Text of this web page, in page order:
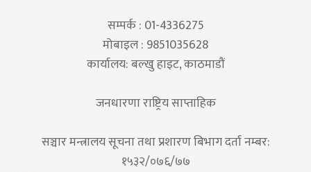
सम्पर्क : 01-4336275
मोबाइल : 9851035628
कार्यालय: बल्खु हाइट, काठमाडौं
जनधारणा राष्ट्रिय साप्ताहिक
सञ्चार मन्त्रालय सूचना तथा प्रशारण बिभाग दर्ता नम्बर:
१५३२/०७६/७७